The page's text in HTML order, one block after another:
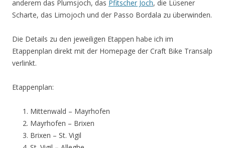
anderem das Plumsjoch, das Pfitscher Joch, die Lüsener
Scharte, das Limojoch und der Passo Bordala zu überwinden.
Die Details zu den jeweiligen Etappen habe ich im
Etappenplan direkt mit der Homepage der Craft Bike Transalp
verlinkt.
Etappenplan:
Mittenwald – Mayrhofen
Mayrhofen – Brixen
Brixen – St. Vigil